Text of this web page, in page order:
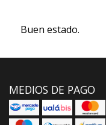
Buen estado.
MEDIOS DE PAGO